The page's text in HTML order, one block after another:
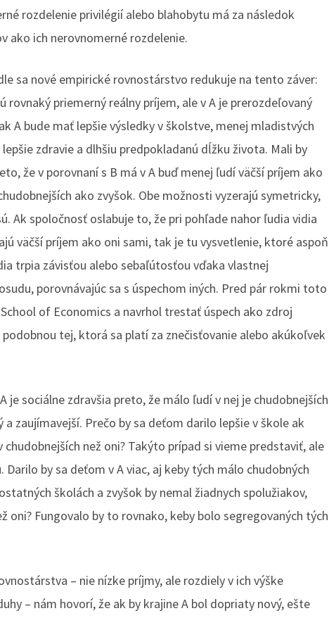
rozdelenie privilégií alebo blahobytu má za následok
ako ich nerovnomerné rozdelenie.
sa nové empirické rovnostárstvo redukuje na tento záver:
rovnaký priemerný reálny príjem, ale v A je prerozdeľovaný
A bude mať lepšie výsledky v školstve, menej mladistvých
zdravie a dlhšiu predpokladanú dĺžku života. Mali by
že v porovnaní s B má v A buď menej ľudí väčší príjem ako
ako zvyšok. Obe možnosti vyzerajú symetricky,
Ak spoločnosť oslabuje to, že pri pohľade nahor ľudia vidia
väčší príjem ako oni sami, tak je tu vysvetlenie, ktoré aspoň
trpia závisťou alebo sebaľútosťou vďaka vlastnej
porovnávajúc sa s úspechom iných. Pred pár rokmi toto
of Economics a navrhol trestať úspech ako zdroj
tej, ktorá sa platí za znečisťovanie alebo akúkoľvek
je sociálne zdravšia preto, že málo ľudí v nej je chudobnejších
a zaujímavejší. Prečo by sa deťom darilo lepšie v škole ak
chudobnejších než oni? Takýto prípad si vieme predstaviť, ale
by sa deťom v A viac, aj keby tých málo chudobných
školách a zvyšok by nemal žiadnych spolužiakov,
oni? Fungovalo by to rovnako, keby bolo segregovaných tých
– nie nízke príjmy, ale rozdiely v ich výške
– nám hovorí, že ak by krajine A bol dopriaty nový, ešte